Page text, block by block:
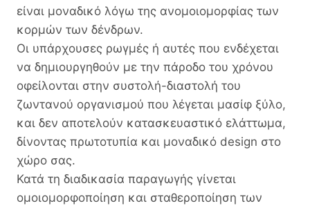
είναι μοναδικό λόγω της ανομοιομορφίας των
κορμών των δένδρων.
Οι υπάρχουσες ρωγμές ή αυτές που ενδέχεται
να δημιουργηθούν με την πάροδο του χρόνου
οφείλονται στην συστολή-διαστολή του
ζωντανού οργανισμού που λέγεται μασίφ ξύλο,
και δεν αποτελούν κατασκευαστικό ελάττωμα,
δίνοντας πρωτοτυπία και μοναδικό design στο
χώρο σας.
Κατά τη διαδικασία παραγωγής γίνεται
ομοιομορφοποίηση και σταθεροποίηση των